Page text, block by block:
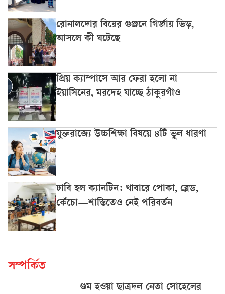
রোনালদোর বিয়ের গুঞ্জনে গির্জায় ভিড়,
আসলে কী ঘটেছে
প্রিয় ক্যাম্পাসে আর ফেরা হলো না
ইয়াসিনের, মরদেহ যাচ্ছে ঠাকুরগাঁও
যুক্তরাজ্যে উচ্চশিক্ষা বিষয়ে ৪টি ভুল ধারণা
ঢাবি হল ক্যানটিন: খাবারে পোকা, ব্লেড,
কেঁচো—শাস্তিতেও নেই পরিবর্তন
সম্পর্কিত
গুম হওয়া ছাত্রদল নেতা সোহেলের